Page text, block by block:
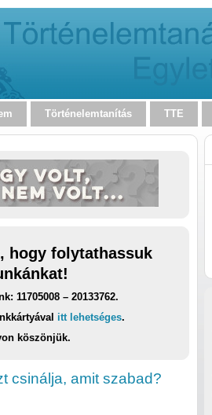
Történelemtanítás TTE
hogy folytathassuk
11705008 – 20133762.
itt lehetséges.
köszönjük.
csinálja, amit szabad?